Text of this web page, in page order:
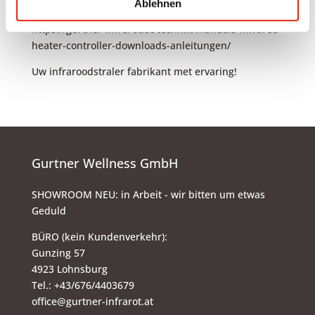
Ablehnen
klaar en helpen wij u bij de planning.
https://gurtner-infrarot.at/technik/manuals-infrared-
heater-controller-downloads-anleitungen/
Uw infraroodstraler fabrikant met ervaring!
Gurtner Wellness GmbH
SHOWROOM NEU: in Arbeit - wir bitten um etwas
Geduld
BÜRO (kein Kundenverkehr):
Gunzing 57
4923 Lohnsburg
Tel.: +43/676/4403679
office@gurtner-infrarot.at